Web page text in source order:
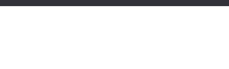
ご利用条件 プライバシーポリシー